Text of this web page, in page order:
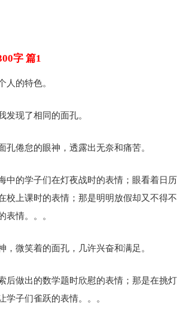
字 篇1
人的特色。
发现了相同的面孔。
孔倦怠的眼神，透露出无奈和痛苦。
中的学子们在灯夜战时的表情；眼看着日历
校上课时的表情；那是明明放假却又不得不
表情。。。
，微笑着的面孔，几许兴奋和满足。
后做出的数学题时欣慰的表情；那是在挑灯
学子们雀跃的表情。。。